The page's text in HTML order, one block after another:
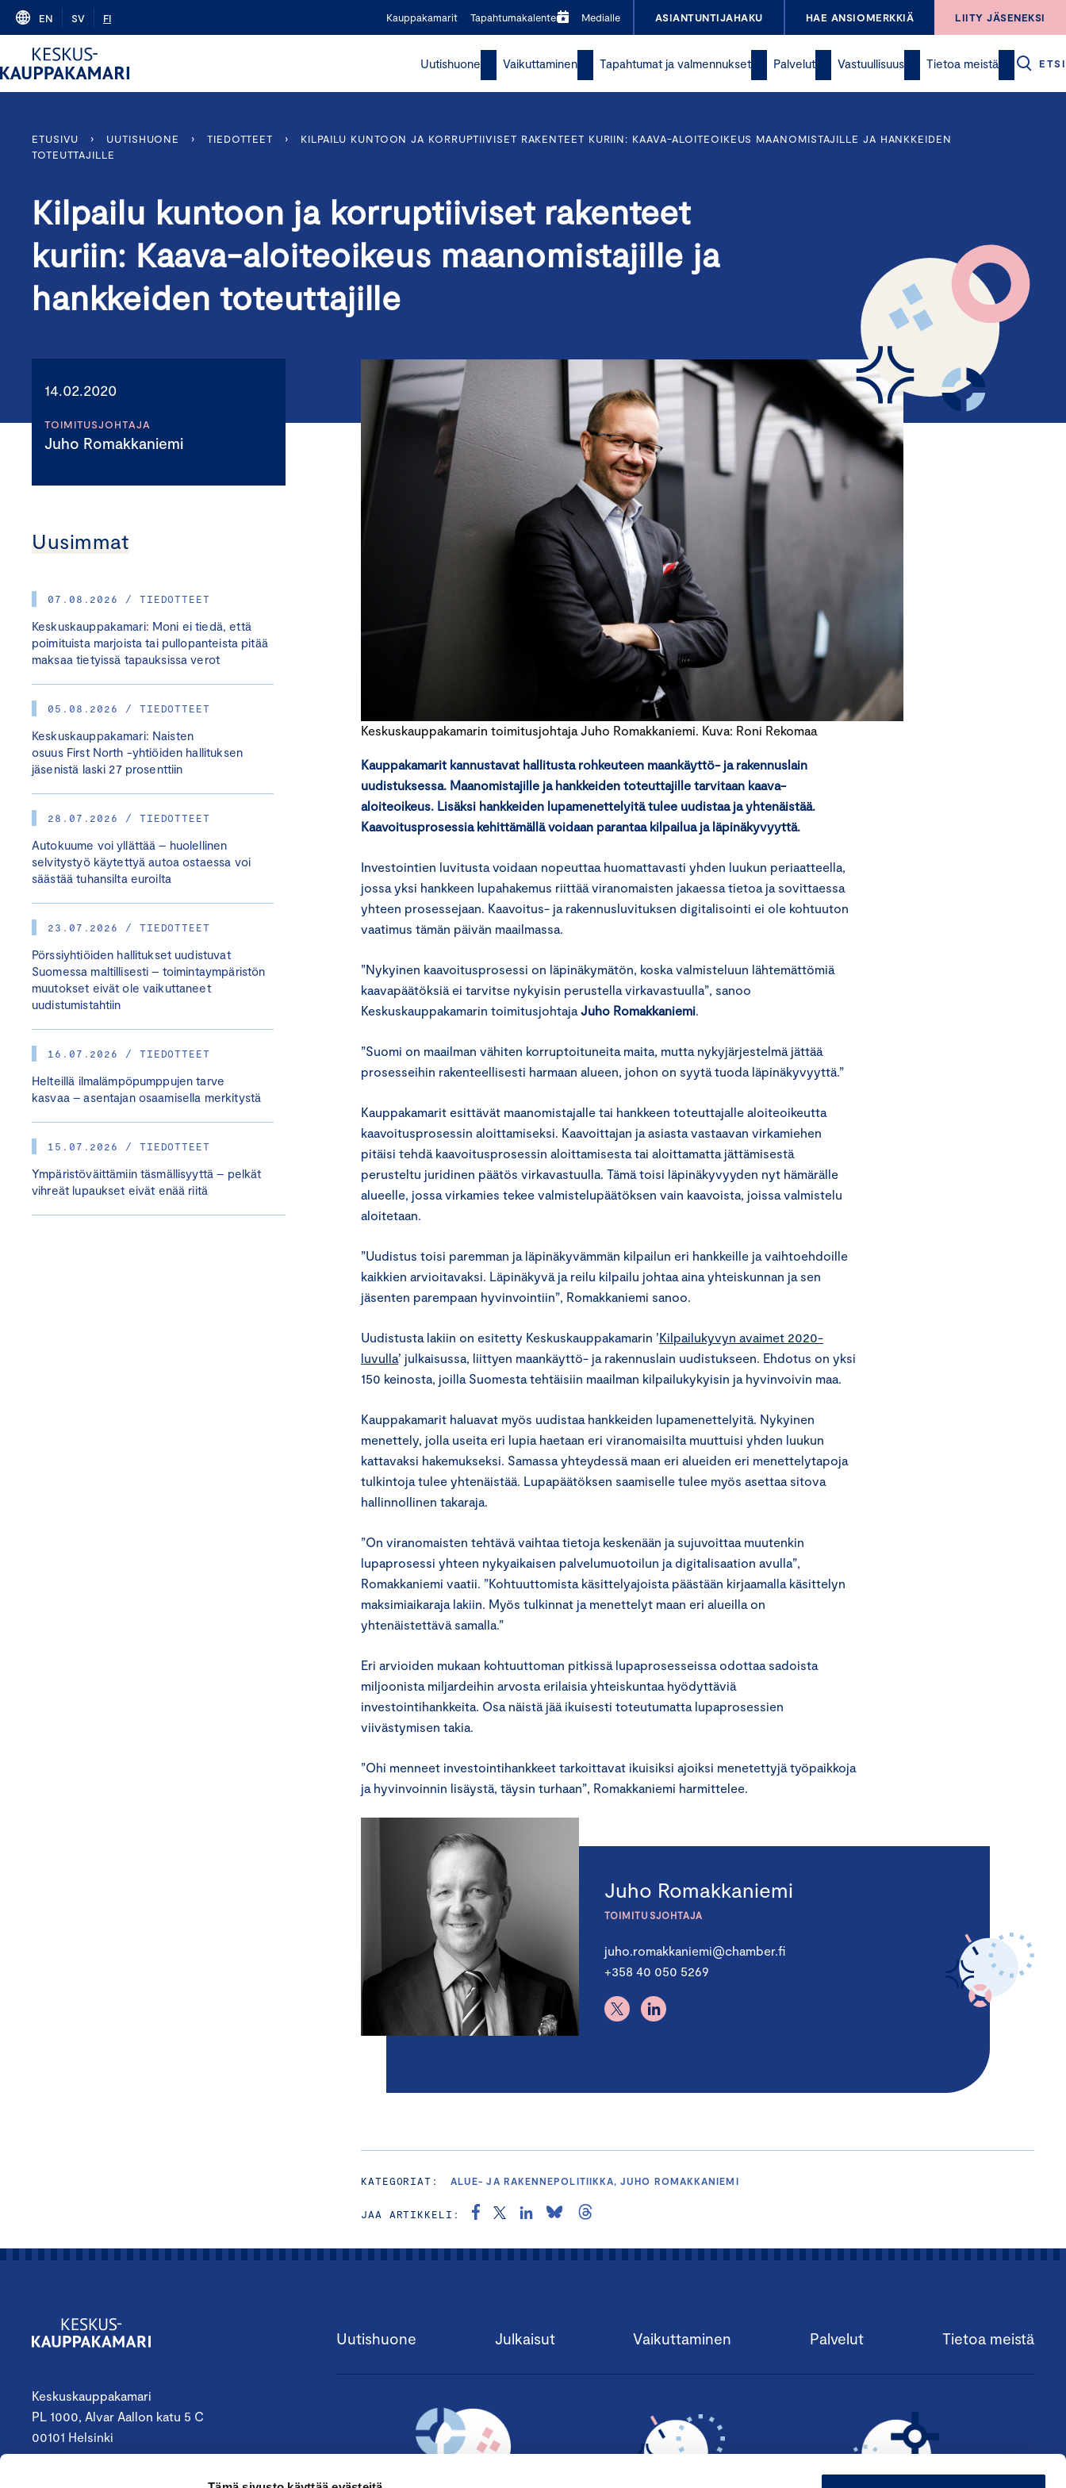
Skip
content
EN SV FI Kauppakamarit Tapahtumakalenteri Medialle ASIANTUNTIJAHAKU HAE ANSIOMERKKIÄ LIITY JÄSENEKSI
Uutishuone Vaikuttaminen Tapahtumat ja valmennukset Palvelut Vastuullisuus Tietoa meistä ETSI
ETUSIVU › UUTISHUONE › TIEDOTTEET ›
KILPAILU KUNTOON JA KORRUPTIIVISET RAKENTEET KURIIN: KAAVA-ALOITEOIKEUS MAANOMISTAJILLE JA HANKKEIDEN
TOTEUTTAJILLE
Kilpailu kuntoon ja korruptiiviset rakenteet
kuriin: Kaava-aloiteoikeus maanomistajille ja
hankkeiden toteuttajille
14.02.2020
TOIMITUSJOHTAJA
Juho Romakkaniemi
Uusimmat
07.08.2026 / TIEDOTTEET
Keskuskauppakamari: Moni ei tiedä, että
poimituista marjoista tai pullopanteista pitää
maksaa tietyissä tapauksissa verot
05.08.2026 / TIEDOTTEET
Keskuskauppakamari: Naisten
osuus First North -yhtiöiden hallituksen
jäsenistä laski 27 prosenttiin
28.07.2026 / TIEDOTTEET
Autokuume voi yllättää – huolellinen
selvitystyö käytettyä autoa ostaessa voi
säästää tuhansilta euroilta
23.07.2026 / TIEDOTTEET
Pörssiyhtiöiden hallitukset uudistuvat
Suomessa maltillisesti – toimintaympäristön
muutokset eivät ole vaikuttaneet
uudistumistahtiin
16.07.2026 / TIEDOTTEET
Helteillä ilmalämpöpumppujen tarve
kasvaa – asentajan osaamisella merkitystä
15.07.2026 / TIEDOTTEET
Ympäristöväittämiin täsmällisyyttä – pelkät
vihreät lupaukset eivät enää riitä
Keskuskauppakamarin toimitusjohtaja Juho Romakkaniemi. Kuva: Roni Rekomaa
Kauppakamarit kannustavat hallitusta rohkeuteen maankäyttö- ja rakennuslain
uudistuksessa. Maanomistajille ja hankkeiden toteuttajille tarvitaan kaava-
aloiteoikeus. Lisäksi hankkeiden lupamenettelyitä tulee uudistaa ja yhtenäistää.
Kaavoitusprosessia kehittämällä voidaan parantaa kilpailua ja läpinäkyvyyttä.
Investointien luvitusta voidaan nopeuttaa huomattavasti yhden luukun periaatteella,
jossa yksi hankkeen lupahakemus riittää viranomaisten jakaessa tietoa ja sovittaessa
yhteen prosessejaan. Kaavoitus- ja rakennusluvituksen digitalisointi ei ole kohtuuton
vaatimus tämän päivän maailmassa.
”Nykyinen kaavoitusprosessi on läpinäkymätön, koska valmisteluun lähtemättömiä
kaavapäätöksiä ei tarvitse nykyisin perustella virkavastuulla”, sanoo
Keskuskauppakamarin toimitusjohtaja Juho Romakkaniemi.
”Suomi on maailman vähiten korruptoituneita maita, mutta nykyjärjestelmä jättää
prosesseihin rakenteellisesti harmaan alueen, johon on syytä tuoda läpinäkyvyyttä.”
Kauppakamarit esittävät maanomistajalle tai hankkeen toteuttajalle aloiteoikeutta
kaavoitusprosessin aloittamiseksi. Kaavoittajan ja asiasta vastaavan virkamiehen
pitäisi tehdä kaavoitusprosessin aloittamisesta tai aloittamatta jättämisestä
perusteltu juridinen päätös virkavastuulla. Tämä toisi läpinäkyvyyden nyt hämärälle
alueelle, jossa virkamies tekee valmistelupäätöksen vain kaavoista, joissa valmistelu
aloitetaan.
”Uudistus toisi paremman ja läpinäkyvämmän kilpailun eri hankkeille ja vaihtoehdoille
kaikkien arvioitavaksi. Läpinäkyvä ja reilu kilpailu johtaa aina yhteiskunnan ja sen
jäsenten parempaan hyvinvointiin”, Romakkaniemi sanoo.
Uudistusta lakiin on esitetty Keskuskauppakamarin ’Kilpailukyvyn avaimet 2020-
luvulla’ julkaisussa, liittyen maankäyttö- ja rakennuslain uudistukseen. Ehdotus on yksi
150 keinosta, joilla Suomesta tehtäisiin maailman kilpailukykyisin ja hyvinvoivin maa.
Kauppakamarit haluavat myös uudistaa hankkeiden lupamenettelyitä. Nykyinen
menettely, jolla useita eri lupia haetaan eri viranomaisilta muuttuisi yhden luukun
kattavaksi hakemukseksi. Samassa yhteydessä maan eri alueiden eri menettelytapoja
tulkintoja tulee yhtenäistää. Lupapäätöksen saamiselle tulee myös asettaa sitova
hallinnollinen takaraja.
”On viranomaisten tehtävä vaihtaa tietoja keskenään ja sujuvoittaa muutenkin
lupaprosessi yhteen nykyaikaisen palvelumuotoilun ja digitalisaation avulla”,
Romakkaniemi vaatii. ”Kohtuuttomista käsittelyajoista päästään kirjaamalla käsittelyn
maksimiaikaraja lakiin. Myös tulkinnat ja menettelyt maan eri alueilla on
yhtenäistettävä samalla.”
Eri arvioiden mukaan kohtuuttoman pitkissä lupaprosesseissa odottaa sadoista
miljoonista miljardeihin arvosta erilaisia yhteiskuntaa hyödyttäviä
investointihankkeita. Osa näistä jää ikuisesti toteutumatta lupaprosessien
viivästymisen takia.
”Ohi menneet investointihankkeet tarkoittavat ikuisiksi ajoiksi menetettyjä työpaikkoja
ja hyvinvoinnin lisäystä, täysin turhaan”, Romakkaniemi harmittelee.
Juho Romakkaniemi
TOIMITUSJOHTAJA
juho.romakkaniemi@chamber.fi
+358 40 050 5269
KATEGORIAT: ALUE- JA RAKENNEPOLITIIKKA, JUHO ROMAKKANIEMI
JAA ARTIKKELI:
Keskuskauppakamari
PL 1000, Alvar Aallon katu 5 C
00101 Helsinki
Uutishuone Julkaisut Vaikuttaminen Palvelut Tietoa meistä